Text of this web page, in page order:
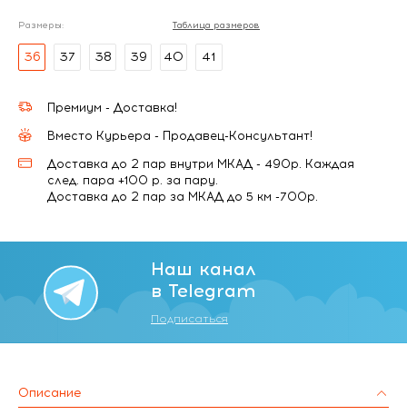
Размеры: Таблица размеров
36 37 38 39 40 41
Премиум - Доставка!
Вместо Курьера - Продавец-Консультант!
Доставка до 2 пар внутри МКАД - 490р. Каждая
след. пара +100 р. за пару.
Доставка до 2 пар за МКАД до 5 км -700р.
Наш канал
в Telegram
Подписаться
Описание